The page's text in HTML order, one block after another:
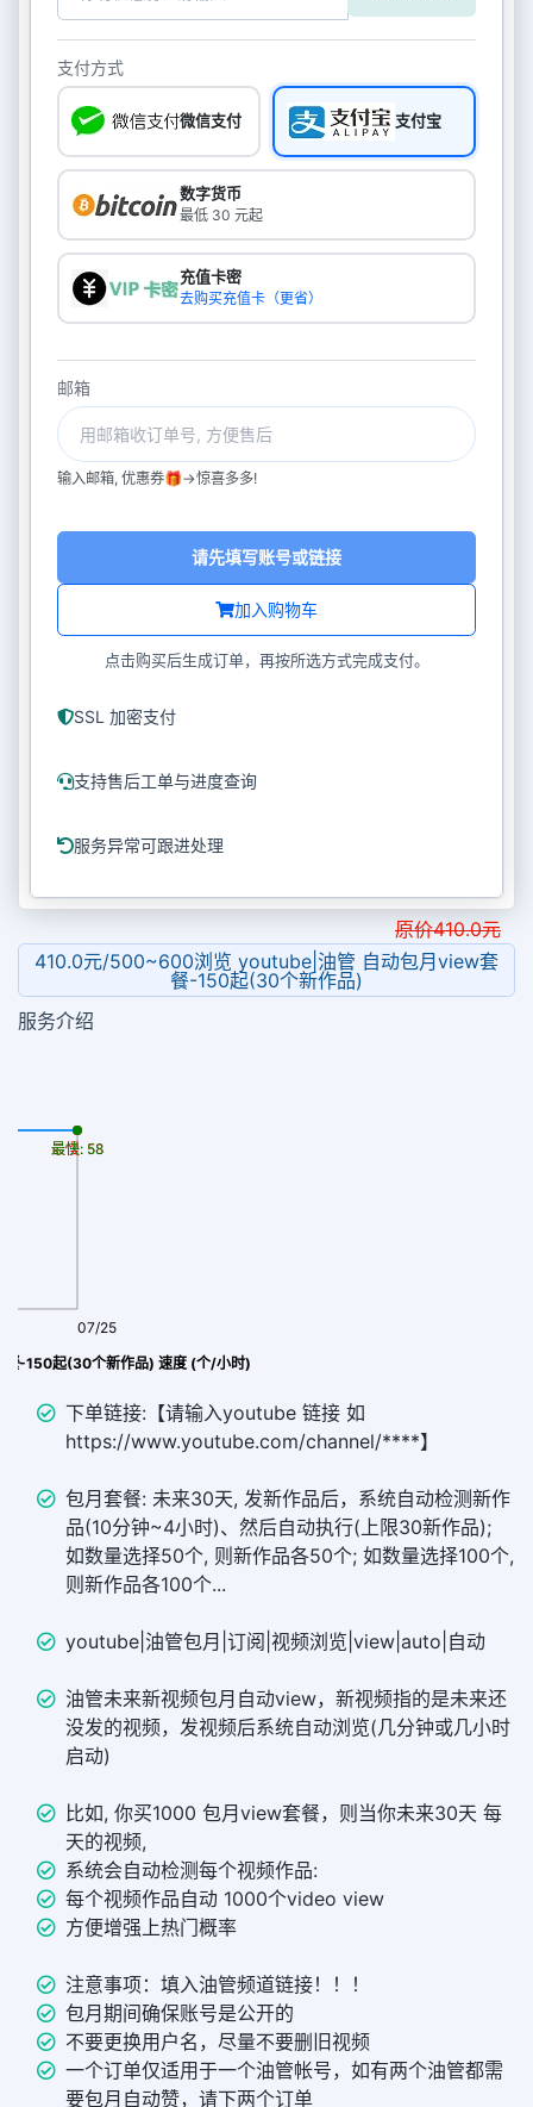
支付方式
微信支付 支付宝
数字货币
最低 30 元起
充值卡密
去购买充值卡（更省）
邮箱
输入邮箱, 优惠券🎁->惊喜多多!
加入购物车
请先填写账号或链接
点击购买后生成订单，再按所选方式完成支付。
SSL 加密支付
支持售后工单与进度查询
服务异常可跟进处理
原价410.0元
410.0元/500~600浏览 youtube|油管 自动包月view套
餐-150起(30个新作品)
服务介绍
-150起(30个新作品) 速度 (个/小时)
07/25
最慢: 58
最快: 58
下单链接:【请输入youtube 链接 如
https://www.youtube.com/channel/****】
包月套餐: 未来30天, 发新作品后，系统自动检测新作
品(10分钟~4小时)、然后自动执行(上限30新作品);
如数量选择50个, 则新作品各50个; 如数量选择100个,
则新作品各100个...
youtube|油管包月|订阅|视频浏览|view|auto|自动
油管未来新视频包月自动view，新视频指的是未来还
没发的视频，发视频后系统自动浏览(几分钟或几小时
启动)
比如, 你买1000 包月view套餐，则当你未来30天 每
天的视频,
系统会自动检测每个视频作品:
每个视频作品自动 1000个video view
方便增强上热门概率
注意事项：填入油管频道链接！！！
包月期间确保账号是公开的
不要更换用户名，尽量不要删旧视频
一个订单仅适用于一个油管帐号，如有两个油管都需
要包月自动赞，请下两个订单